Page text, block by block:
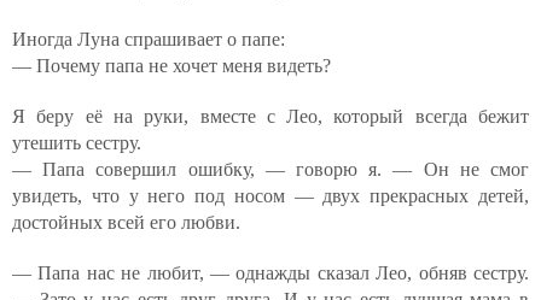
Иногда Луна спрашивает о папе:
— Почему папа не хочет меня видеть?
Я беру её на руки, вместе с Лео, который всегда бежит
утешить сестру.
— Папа совершил ошибку, — говорю я. — Он не смог
увидеть, что у него под носом — двух прекрасных детей,
достойных всей его любви.
— Папа нас не любит, — однажды сказал Лео, обняв сестру.